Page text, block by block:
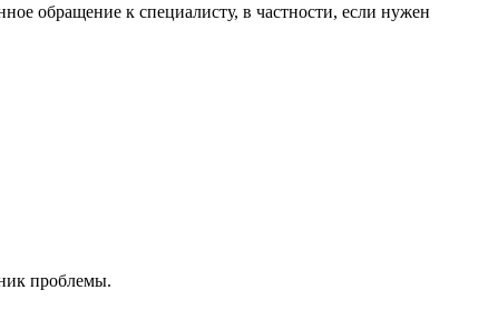
обращение к специалисту, в частности, если нужен
проблемы.